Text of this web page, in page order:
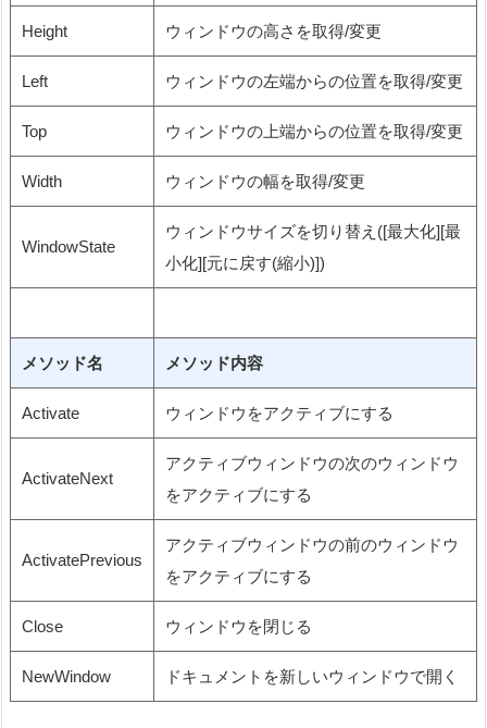
Height ウィンドウの高さを取得/変更
Left ウィンドウの左端からの位置を取得/変更
Top ウィンドウの上端からの位置を取得/変更
Width ウィンドウの幅を取得/変更
WindowState
ウィンドウサイズを切り替え([最大化][最
小化][元に戻す(縮小)])
メソッド名 メソッド内容
Activate ウィンドウをアクティブにする
ActivateNext
アクティブウィンドウの次のウィンドウ
をアクティブにする
ActivatePrevious
アクティブウィンドウの前のウィンドウ
をアクティブにする
Close ウィンドウを閉じる
NewWindow ドキュメントを新しいウィンドウで開く